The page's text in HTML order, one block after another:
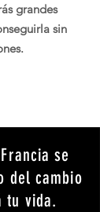
grandes
sin
Francia se
del cambio
tu vida.